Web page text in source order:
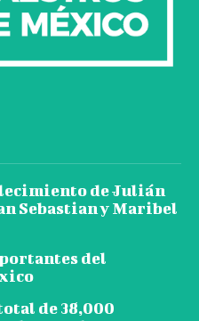
de Julián
Sebastian y Maribel
del
de 38,000